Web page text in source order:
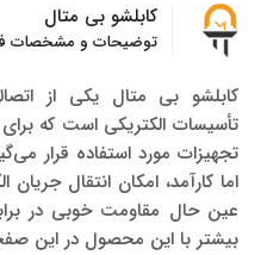
کابلشو بی متال
توضیحات و مشخصات
کابلشو بی‌ متال یکی از
تأسیسات الکتریکی است که
تجهیزات مورد استفاده قرار
اما کارآمد، امکان انتقال جریان
عین حال مقاومت خوبی در
بیشتر با این محصول در این